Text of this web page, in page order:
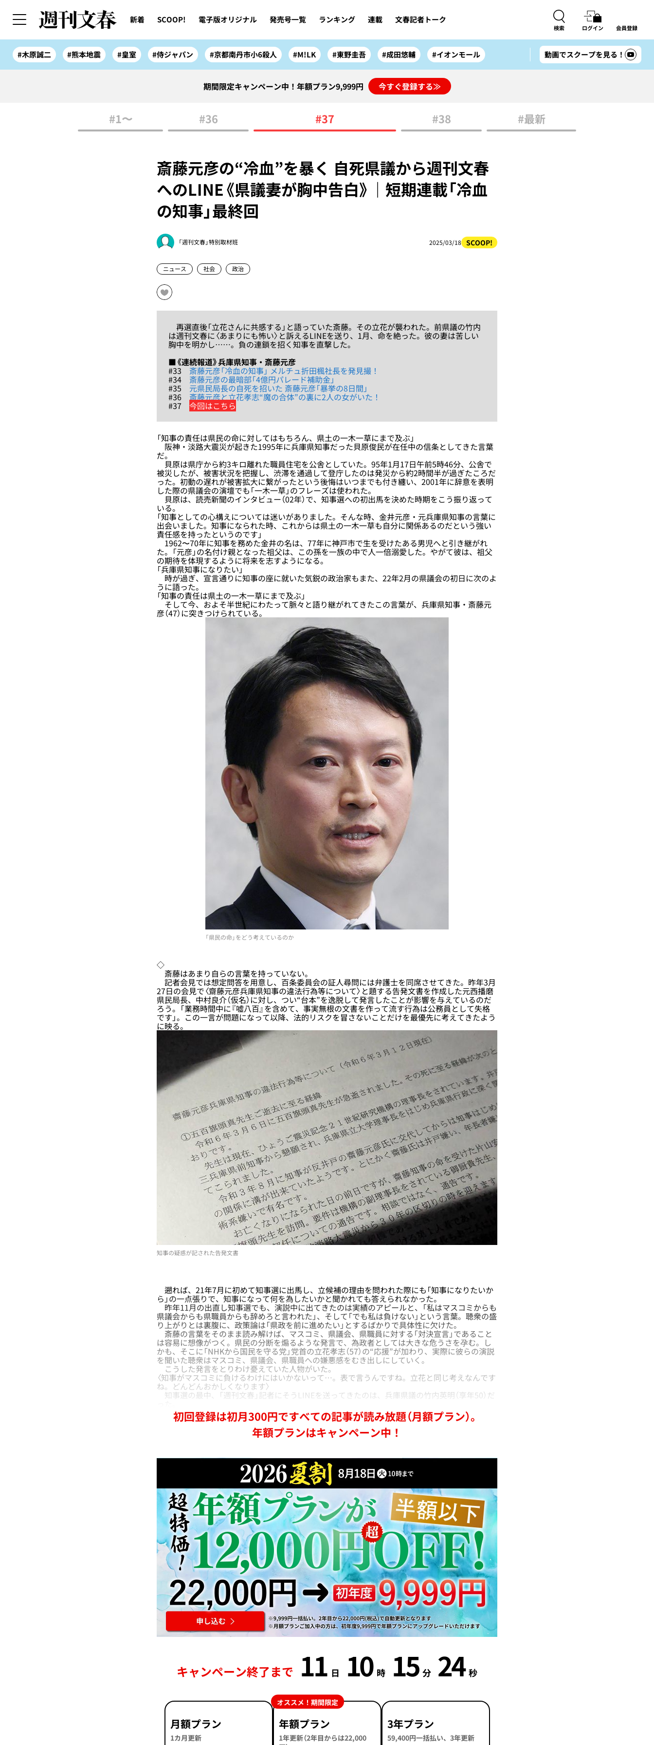
新着 SCOOP! 電子版オリジナル 発売号一覧 ランキング 連載 文春記者トーク
検索 ログイン 会員登録
#木原誠二 #熊本地震 #皇室 #侍ジャパン #京都南丹市小6殺人 #M!LK #東野圭吾 #成田悠輔 #イオンモール 動画でスクープを見る！
期間限定キャンペーン中！年額プラン9,999円 今すぐ登録する≫
#1〜 #36 #37 #38 #最新
斎藤元彦の“冷血”を暴く 自死県議から週刊文春
へのLINE《県議妻が胸中告白》｜短期連載「冷血
の知事」最終回
「週刊文春」特別取材班 2025/03/18 SCOOP!
ニュース 社会 政治
再選直後「立花さんに共感する」と語っていた斎藤。その立花が襲われた。前県議の竹内
は週刊文春に〈あまりにも怖い〉と訴えるLINEを送り、1月、命を絶った。彼の妻は苦しい
胸中を明かし……。負の連鎖を招く知事を直撃した。
■《連続報道》兵庫県知事・斎藤元彦
#33 斎藤元彦「冷血の知事」 メルチュ折田楓社長を発見撮！
#34 斎藤元彦の最暗部「4億円パレード補助金」
#35 元県民局長の自死を招いた 斎藤元彦「暴挙の8日間」
#36 斎藤元彦と立花孝志“魔の合体”の裏に2人の女がいた！
#37 今回はこちら
「知事の責任は県民の命に対してはもちろん、県土の一木一草にまで及ぶ」
阪神・淡路大震災が起きた1995年に兵庫県知事だった貝原俊民が在任中の信条としてきた言葉
だ。
貝原は県庁から約3キロ離れた職員住宅を公舎としていた。95年1月17日午前5時46分、公舎で
被災したが、被害状況を把握し、渋滞を通過して登庁したのは発災から約2時間半が過ぎたころだ
った。初動の遅れが被害拡大に繋がったという後悔はいつまでも付き纏い、2001年に辞意を表明
した際の県議会の演壇でも「一木一草」のフレーズは使われた。
貝原は、読売新聞のインタビュー（02年）で、知事選への初出馬を決めた時期をこう振り返って
いる。
「知事としての心構えについては迷いがありました。そんな時、金井元彦・元兵庫県知事の言葉に
出会いました。知事になられた時、これからは県土の一木一草も自分に関係あるのだという強い
責任感を持ったというのです」
1962〜70年に知事を務めた金井の名は、77年に神戸市で生を受けたある男児へと引き継がれ
た。「元彦」の名付け親となった祖父は、この孫を一族の中で人一倍溺愛した。やがて彼は、祖父
の期待を体現するように将来を志すようになる。
「兵庫県知事になりたい」
時が過ぎ、宣言通りに知事の座に就いた気鋭の政治家もまた、22年2月の県議会の初日に次のよ
うに語った。
「知事の責任は県土の一木一草にまで及ぶ」
そして今、およそ半世紀にわたって脈々と語り継がれてきたこの言葉が、兵庫県知事・斎藤元
彦（47）に突きつけられている。
「県民の命」をどう考えているのか
◇
斎藤はあまり自らの言葉を持っていない。
記者会見では想定問答を用意し、百条委員会の証人尋問には弁護士を同席させてきた。昨年3月
27日の会見で〈齋藤元彦兵庫県知事の違法行為等について〉と題する告発文書を作成した元西播磨
県民局長、中村良介（仮名）に対し、つい“台本”を逸脱して発言したことが影響を与えているのだ
ろう。「業務時間中に『嘘八百』を含めて、事実無根の文書を作って流す行為は公務員として失格
です」。この一言が問題になって以降、法的リスクを冒さないことだけを最優先に考えてきたよう
に映る。
知事の疑惑が記された告発文書
遡れば、21年7月に初めて知事選に出馬し、立候補の理由を問われた際にも「知事になりたいか
ら」の一点張りで、知事になって何を為したいかと聞かれても答えられなかった。
昨年11月の出直し知事選でも、演説中に出てきたのは実績のアピールと、「私はマスコミからも
県議会からも県職員からも辞めろと言われた」、そして「でも私は負けない」という言葉。聴衆の盛
り上がりとは裏腹に、政策論は「県政を前に進めたい」とするばかりで具体性に欠けた。
斎藤の言葉をそのまま読み解けば、マスコミ、県議会、県職員に対する「対決宣言」であること
は容易に想像がつく。県民の分断を煽るような発言で、為政者としては大きな危うさを孕む。し
かも、そこに「NHKから国民を守る党」党首の立花孝志（57）の“応援”が加わり、実際に彼らの演説
を聞いた聴衆はマスコミ、県議会、県職員への嫌悪感をむき出しにしていく。
こうした発言をとりわけ憂えていた人物がいた。
〈知事がマスコミに負けるわけにはいかないって…。表で言うんですね。立花と同じ考えなんです
ね。どんどんおかしくなります〉
知事選の最中、「週刊文春」記者にそうLINEを送ってきたのは、兵庫県議の竹内英明（享年50）だ
初回登録は初月300円ですべての記事が読み放題（月額プラン）。
年額プランはキャンペーン中！
キャンペーン終了まで 11 日 10 時 15 分 24 秒
月額プラン
1カ月更新
年額プラン
1年更新（2年目からは22,000
オススメ！期間限定
3年プラン
59,400円一括払い、3年更新